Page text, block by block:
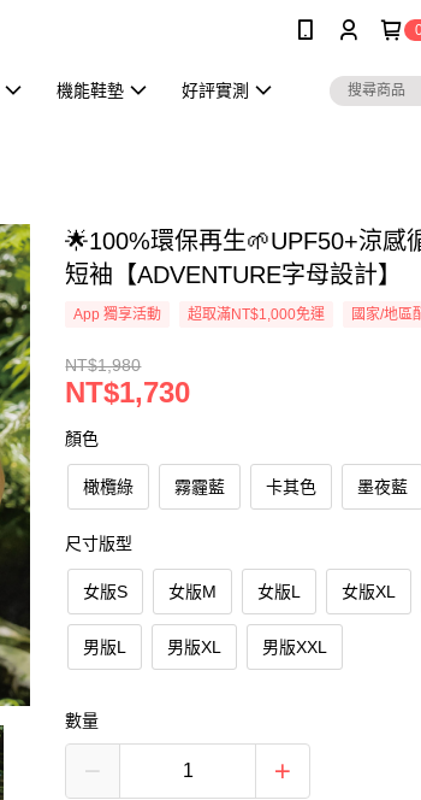
機能鞋墊 好評實測
🌟100%環保再生🌱UPF50+涼感
短袖【ADVENTURE字母設計】
App 獨享活動 超取滿NT$1,000免運 國家/地區
NT$1,980
NT$1,730
顏色
橄欖綠 霧霾藍 卡其色 墨夜藍
尺寸版型
女版S 女版M 女版L 女版XL
男版L 男版XL 男版XXL
數量